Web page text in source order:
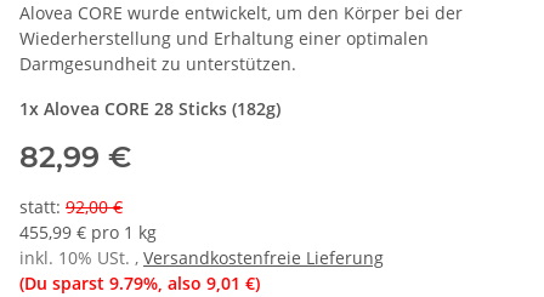
Alovea CORE wurde entwickelt, um den Körper bei der
Wiederherstellung und Erhaltung einer optimalen
Darmgesundheit zu unterstützen.
1x Alovea CORE 28 Sticks (182g)
82,99 €
statt: 92,00 €
455,99 € pro 1 kg
inkl. 10% USt. , Versandkostenfreie Lieferung
(Du sparst 9.79%, also 9,01 €)